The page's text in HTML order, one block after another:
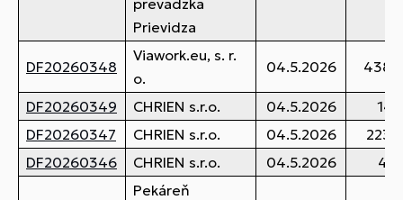
prevadzka
Prievidza
DF20260348
Viawork.eu, s. r.
o.
04.5.2026
DF20260349 CHRIEN s.r.o. 04.5.2026
DF20260347
CHRIEN s.r.o. 04.5.2026
DF20260346
CHRIEN s.r.o. 04.5.2026
Pekáreň